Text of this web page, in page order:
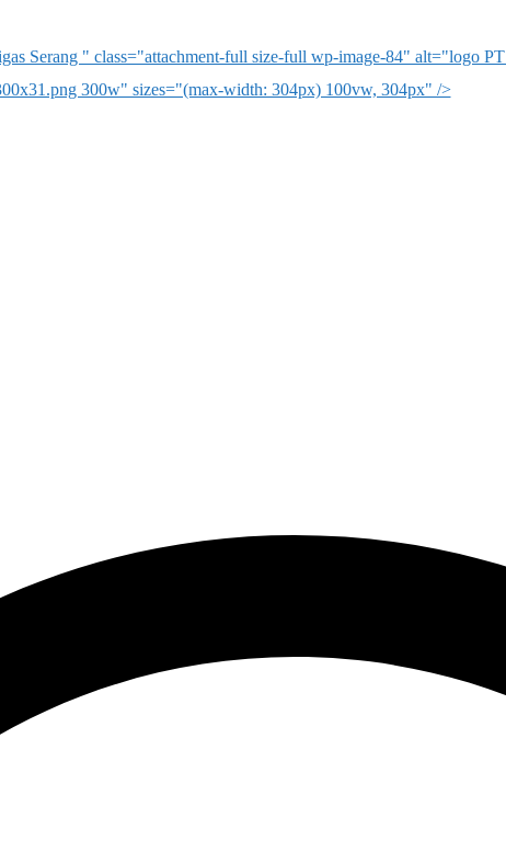
Serang " class="attachment-full size-full wp-image-84" alt="logo
300w" sizes="(max-width: 304px) 100vw, 304px" />